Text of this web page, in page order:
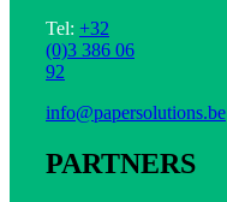
Tel: +32
(0)3 386 06
92
info@papersolutions.be
PARTNERS